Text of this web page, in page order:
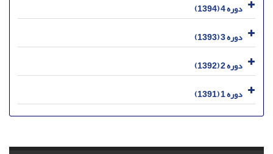
دوره 4 (1394)
دوره 3 (1393)
دوره 2 (1392)
دوره 1 (1391)